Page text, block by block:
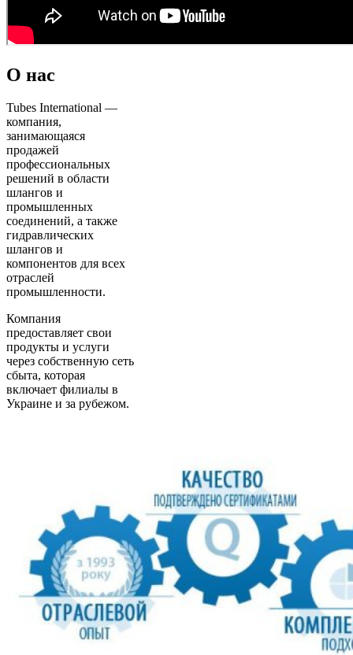
О нас
Tubes International —
компания,
занимающаяся
продажей
профессиональных
решений в области
шлангов и
промышленных
соединений, а также
гидравлических
шлангов и
компонентов для всех
отраслей
промышленности.
Компания
предоставляет свои
продукты и услуги
через собственную сеть
сбыта, которая
включает филиалы в
Украине и за рубежом.